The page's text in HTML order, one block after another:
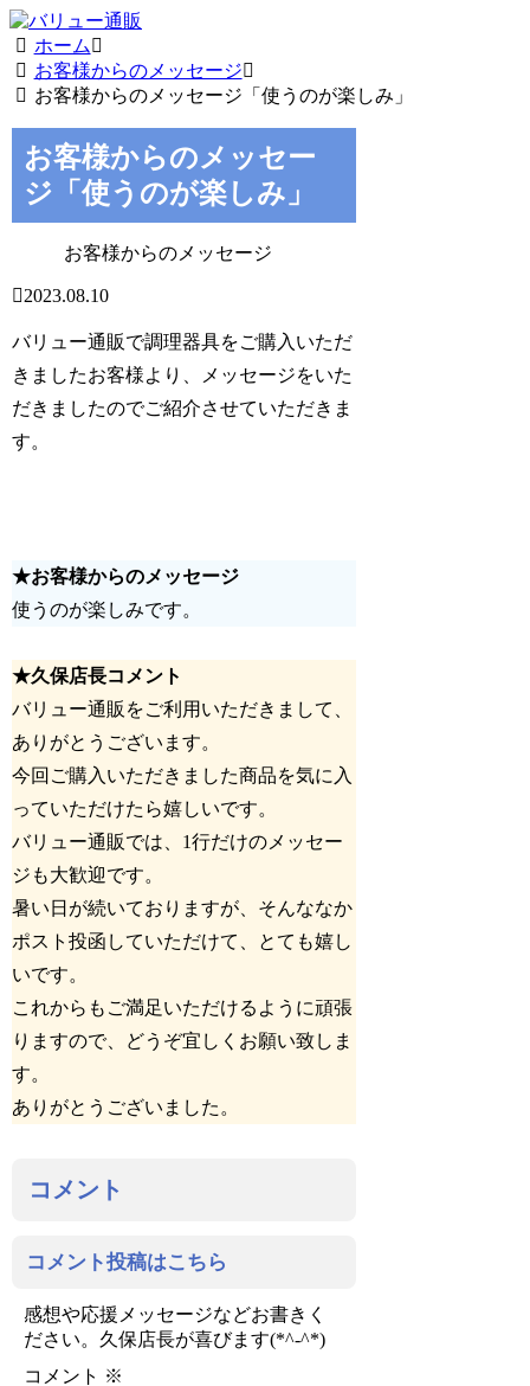
ホーム
お客様からのメッセージ
お客様からのメッセージ「使うのが楽しみ」
お客様からのメッセー
ジ「使うのが楽しみ」
お客様からのメッセージ
2023.08.10
バリュー通販で調理器具をご購入いただ
きましたお客様より、メッセージをいた
だきましたのでご紹介させていただきま
す。
★お客様からのメッセージ
使うのが楽しみです。
★久保店長コメント
バリュー通販をご利用いただきまして、
ありがとうございます。
今回ご購入いただきました商品を気に入
っていただけたら嬉しいです。
バリュー通販では、1行だけのメッセー
ジも大歓迎です。
暑い日が続いておりますが、そんななか
ポスト投函していただけて、とても嬉し
いです。
これからもご満足いただけるように頑張
りますので、どうぞ宜しくお願い致しま
す。
ありがとうございました。
コメント
コメント投稿はこちら
感想や応援メッセージなどお書きく
ださい。久保店長が喜びます(*^-^*)
コメント ※